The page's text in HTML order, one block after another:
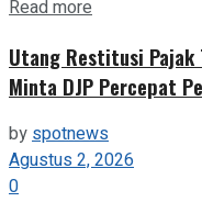
Read more
Utang Restitusi Pajak
Minta DJP Percepat
byspotnews
Agustus 2, 2026
0